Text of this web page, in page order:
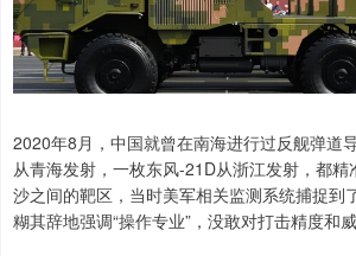
2020年8月，中国就曾在南海进行过反舰弹道
从青海发射，一枚东风-21D从浙江发射，都
沙之间的靶区，当时美军相关监测系统捕捉到
糊其辞地强调“操作专业”，没敢对打击精度和